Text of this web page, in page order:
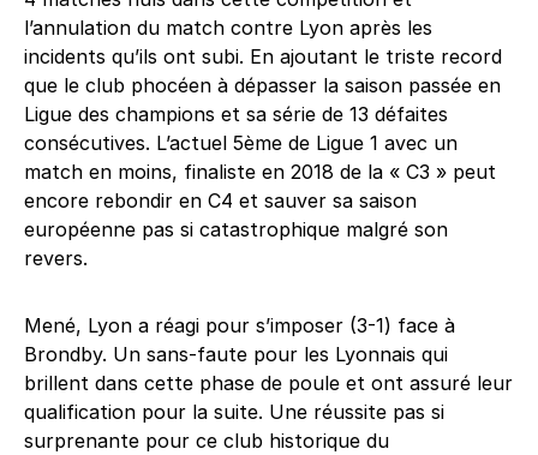
l’annulation du match contre Lyon après les
incidents qu’ils ont subi. En ajoutant le triste record
que le club phocéen à dépasser la saison passée en
Ligue des champions et sa série de 13 défaites
consécutives. L’actuel 5ème de Ligue 1 avec un
match en moins, finaliste en 2018 de la « C3 » peut
encore rebondir en C4 et sauver sa saison
européenne pas si catastrophique malgré son
revers.
Mené, Lyon a réagi pour s’imposer (3-1) face à
Brondby. Un sans-faute pour les Lyonnais qui
brillent dans cette phase de poule et ont assuré leur
qualification pour la suite. Une réussite pas si
surprenante pour ce club historique du